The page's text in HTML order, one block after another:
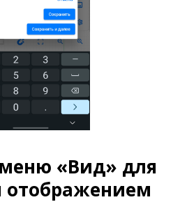
«Вид» для
отображением